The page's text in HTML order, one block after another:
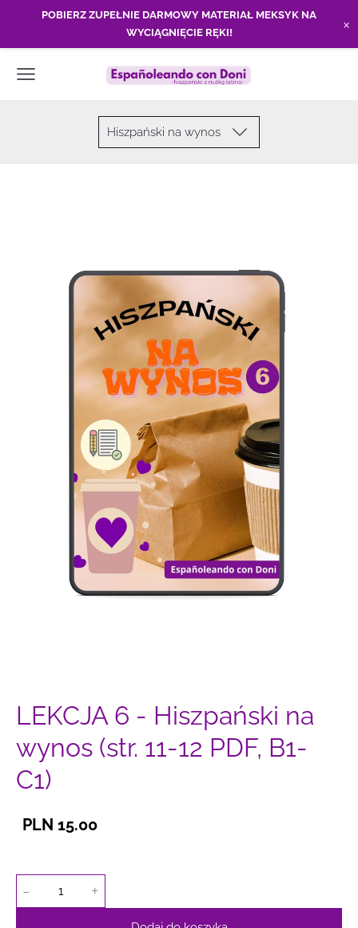
POBIERZ ZUPEŁNIE DARMOWY MATERIAŁ MEKSYK NA
WYCIĄGNIĘCIE RĘKI!
×
Hiszpański na wynos
LEKCJA 6 - Hiszpański na
wynos (str. 11-12 PDF, B1-
C1)
PLN 15.00
- +